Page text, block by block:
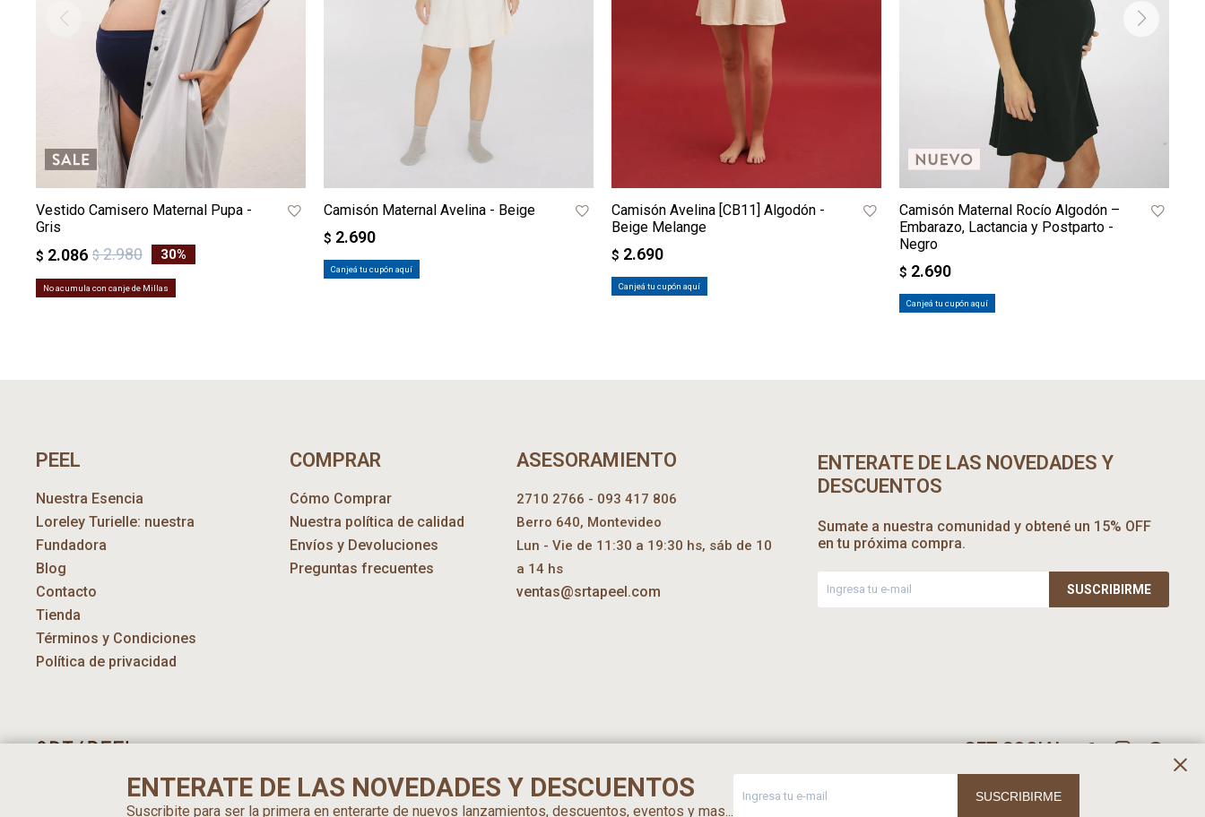
Vestido Camisero Maternal Pupa -
Gris
$ 2.086 $ 2.980 30
No acumula con canje de Millas
Camisón Maternal Avelina - Beige
$ 2.690
Canjeá tu cupón aquí
Camisón Avelina [CB11] Algodón -
Beige Melange
$ 2.690
Canjeá tu cupón aquí
Camisón Maternal Rocío Algodón –
Embarazo, Lactancia y Postparto -
Negro
$ 2.690
Canjeá tu cupón aquí
PEEL
Nuestra Esencia
Loreley Turielle: nuestra
Fundadora
Blog
Contacto
Tienda
Términos y Condiciones
Política de privacidad
COMPRAR
Cómo Comprar
Nuestra política de calidad
Envíos y Devoluciones
Preguntas frecuentes
ASESORAMIENTO
2710 2766 - 093 417 806
Berro 640, Montevideo
Lun - Vie de 11:30 a 19:30 hs, sáb de 10
a 14 hs
ventas@srtapeel.com
ENTERATE DE LAS NOVEDADES Y
DESCUENTOS
Sumate a nuestra comunidad y obtené un 15% OFF
en tu próxima compra.
SUSCRIBIRME
ENTERATE DE LAS NOVEDADES Y DESCUENTOS
Suscribite para ser la primera en enterarte de nuevos lanzamientos, descuentos, eventos y mas...
SUSCRIBIRME